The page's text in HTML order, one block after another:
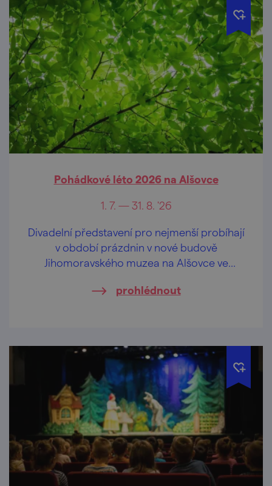
Pohádkové léto 2026 na Alšovce
1. 7. — 31. 8. '26
Divadelní představení pro nejmenší probíhají
v období prázdnin v nové budově
Jihomoravského muzea na Alšovce ve
vždy od 17 hod.
prohlédnout